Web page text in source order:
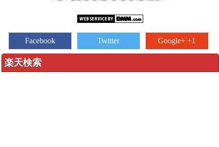
Facebook Twitter Google+ +1
楽天検索